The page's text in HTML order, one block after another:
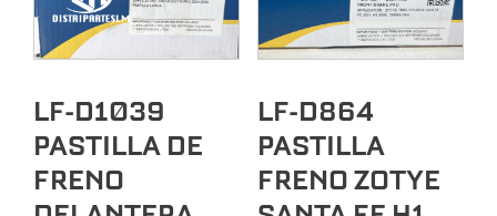
LF-D1039
PASTILLA DE
FRENO
LF-D864
PASTILLA
FRENO ZOTYE